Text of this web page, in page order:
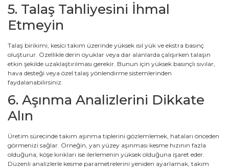
5. Talaş Tahliyesini İhmal
Etmeyin
Talaş birikimi, kesici takım üzerinde yüksek ısıl yük ve ekstra basınç
oluşturur. Özellikle derin oyuklar veya dar alanlarda çalışırken talaşın
etkin şekilde uzaklaştırılması gerekir. Bunun için yüksek basınçlı sıvılar,
hava desteği veya özel talaş yönlendirme sistemlerinden
faydalanabilirsiniz.
6. Aşınma Analizlerini Dikkate
Alın
Üretim sürecinde takım aşınma tiplerini gözlemlemek, hataları önceden
görmenizi sağlar. Örneğin, yan yüzey aşınması kesme hızının fazla
olduğuna; köşe kırıkları ise ilerlemenin yüksek olduğuna işaret eder.
Düzenli analizlerle kesme parametrelerini yeniden ayarlamak, takım